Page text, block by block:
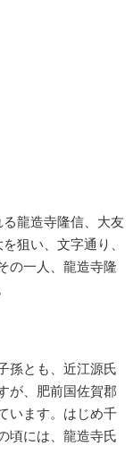
龍造寺隆信、大友
狙い、文字通り、
の一人、龍造寺隆
孫とも、近江源氏
が、肥前国佐賀郡
います。はじめ千
頃には、龍造寺氏